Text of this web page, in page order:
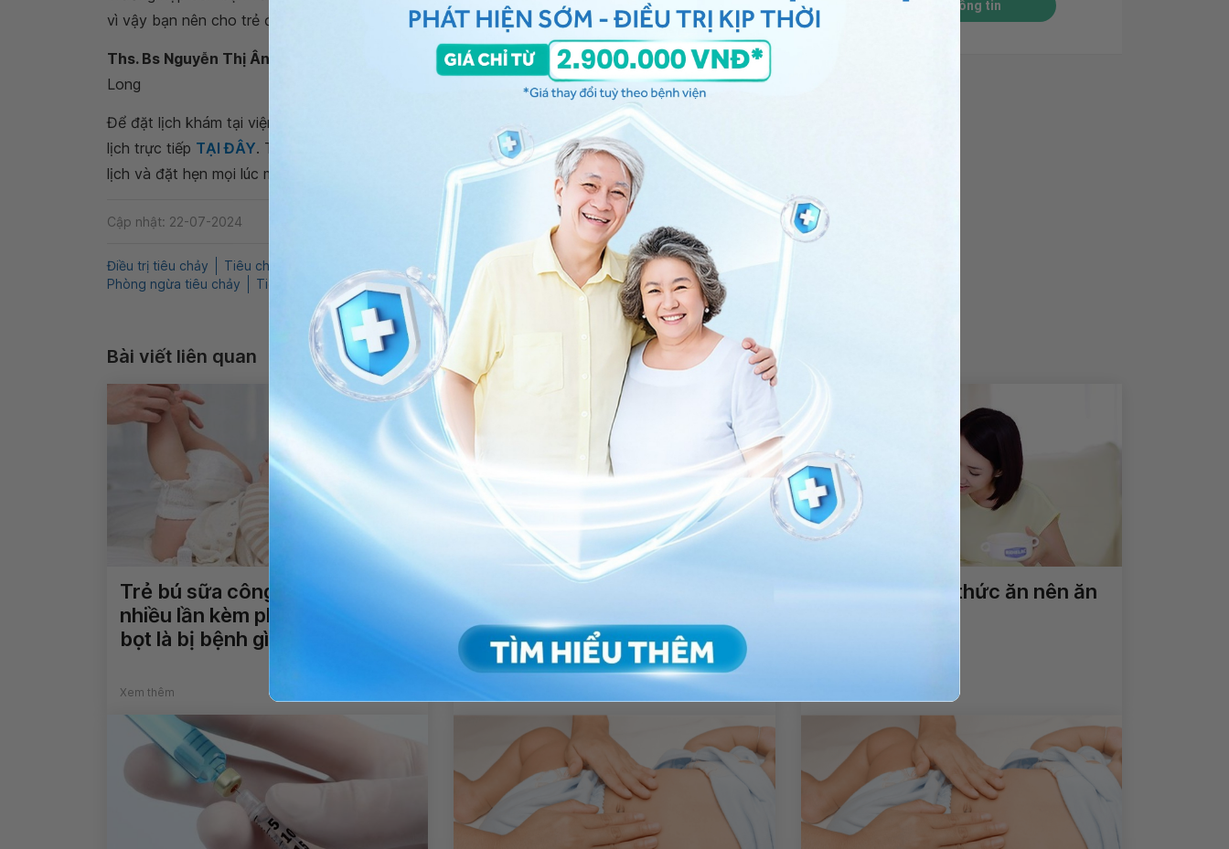
vì vậy bạn nên cho trẻ đến cơ sở Y tế để khám và điều trị.
Ths. Bs Nguyễn Thị Ân - Bác sĩ Nhi - Sơ sinh - Khoa Nhi - Sơ sinh, Bệnh viện ĐKQT Vinmec Hạ
Long
Để đặt lịch khám tại viện, Quý khách vui lòng bấm số , đặt muaGÓI DỊCH VỤ
lịch trực tiếp TẠI ĐÂY. Tải và đặt lịch khám tự động trên ứng dụng My Vinmec để quản lý, theo dõi
lịch và đặt hẹn mọi lúc mọi nơi ngay trên ứng dụng.
Cập nhật: 22-07-2024
Điều trị tiêu chảy Tiêu chảy ở trẻ Rối loạn tiêu hóa Tiêu chảy
Triệu chứng tiêu chảy
Phòng ngừa tiêu chảy
Tiêu chảy nên truyền dịch gì Nước bù điện giải oresol
Gửi thông tin
Bài viết liên quan
Trẻ bú sữa công thức đi ngoài
nhiều lần kèm phân nhầy và có
bọt là bị bệnh gì?
Xem thêm
Làm gì nếu trẻ bị tiêu chảy khi
dùng kháng sinh điều trị viêm
phế quản?
Trẻ bị ngộ độc thức ăn nên ăn